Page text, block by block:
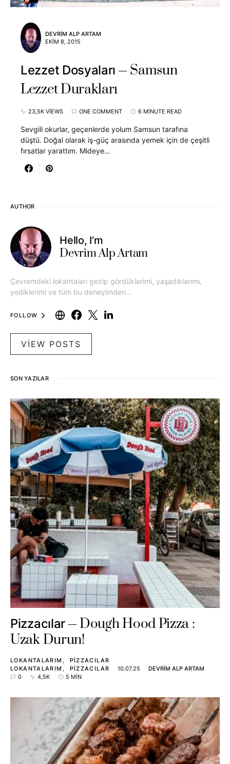
DEVRIM ALP ARTAM
EKIM 8, 2015
Lezzet Dosyaları
Samsun
Lezzet Durakları
23,5K VIEWS ONE COMMENT 6 MINUTE READ
Sevgili okurlar, geçenlerde yolum Samsun tarafına
düştü. Doğal olarak iş-güç arasında yemek için de çeşitli
fırsatlar yarattım. Mideye…
AUTHOR
Hello, I’m
Devrim Alp Artam
Çevremdeki lokantaları gezip gördüklerimi, yaşadıklarımı,
yediklerimi ve tüm bu deneyimden…
FOLLOW
VIEW POSTS
SON YAZILAR
Pizzacılar
Dough Hood Pizza :
Uzak Durun!
LOKANTALARIM
PIZZACILAR
LOKANTALARIM
PIZZACILAR 10.07.25
DEVRIM ALP ARTAM
0
4,5K 5 MIN